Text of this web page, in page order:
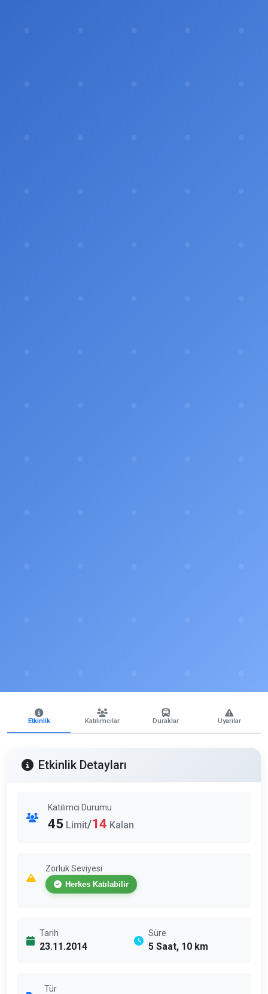
Etkinlik Katılımcılar Duraklar Uyarılar
Etkinlik Detayları
Katılımcı Durumu
45 Limit/14 Kalan
Zorluk Seviyesi
Herkes Katılabilir
Tarih
23.11.2014
Süre
5 Saat, 10 km
Tür